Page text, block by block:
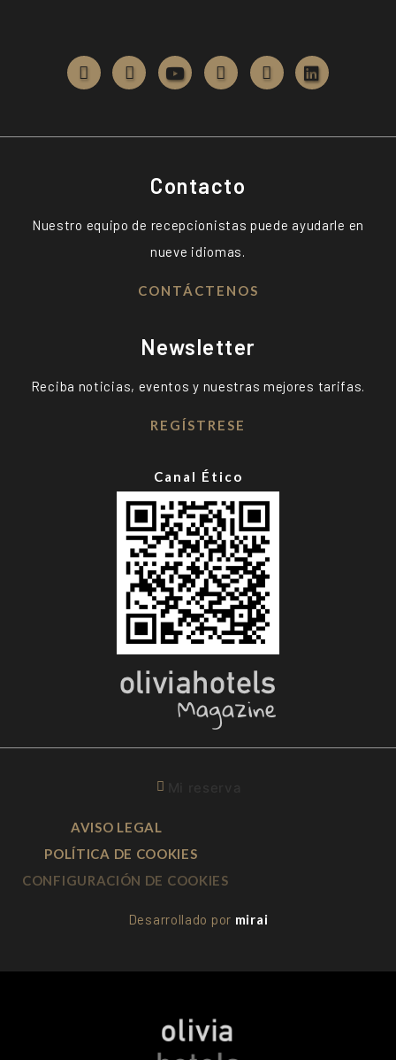
Contacto
Nuestro equipo de recepcionistas puede ayudarle en
nueve idiomas.
CONTÁCTENOS
Newsletter
Reciba noticias, eventos y nuestras mejores tarifas.
REGÍSTRESE
Canal Ético
AVISO LEGAL
POLÍTICA DE COOKIES
CONFIGURACIÓN DE COOKIES
Desarrollado por mirai